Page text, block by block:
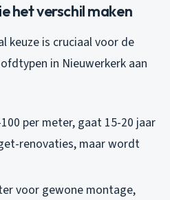
het verschil maken
keuze is cruciaal voor de
in Nieuwerkerk aan
per meter, gaat 15-20 jaar
renovaties, maar wordt
voor gewone montage,